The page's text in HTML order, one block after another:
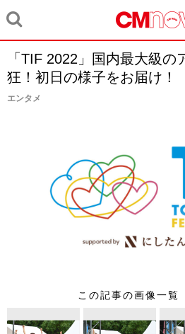
「TIF 2022」国内最大級の
狂！初日の様子をお届け！
エンタメ
この記事の画像一覧